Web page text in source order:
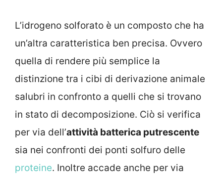
L’idrogeno solforato è un composto che ha
un’altra caratteristica ben precisa. Ovvero
quella di rendere più semplice la
distinzione tra i cibi di derivazione animale
salubri in confronto a quelli che si trovano
in stato di decomposizione. Ciò si verifica
per via dell’attività batterica putrescente
sia nei confronti dei ponti solfuro delle
proteine. Inoltre accade anche per via